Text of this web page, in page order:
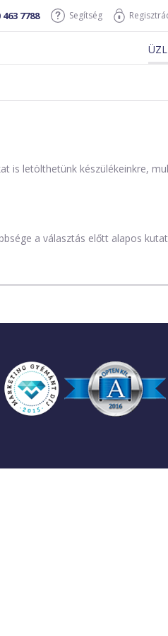
463 7788 Segítség
is letölthetünk készülékeinkre,
a választás előtt alapos